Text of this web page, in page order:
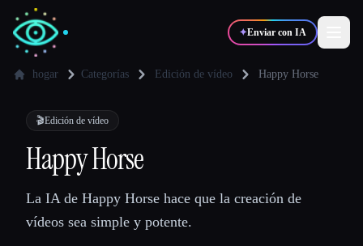
✦Enviar con IA
✍️Escritores
💻 Desarrolladores
🎓 Estudiantes
hogar Categorías Edición de vídeo Happy Horse
🎬Edición de vídeo
Happy Horse
La IA de Happy Horse hace que la creación de
vídeos sea simple y potente.